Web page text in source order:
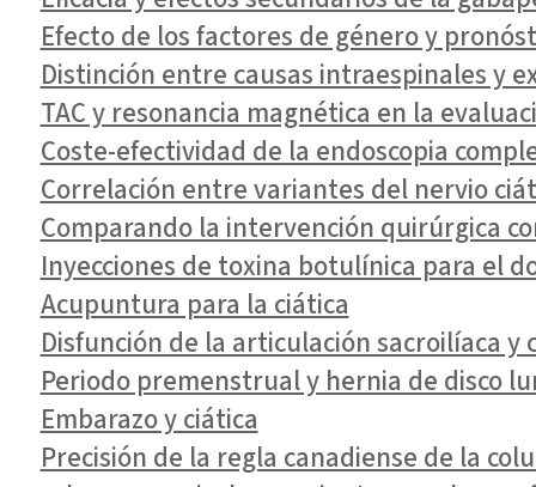
Efecto de los factores de género y
Distinción entre causas intraespinales y
TAC y resonancia magnética en la
Coste-efectividad de la endoscopia
Correlación entre variantes del nervio
Comparando la intervención quirúrgica
Inyecciones de toxina botulínica para el
Acupuntura para la ciática
Disfunción de la articulación sacroilíaca y
Periodo premenstrual y hernia de disco
Embarazo y ciática
Precisión de la regla canadiense de la